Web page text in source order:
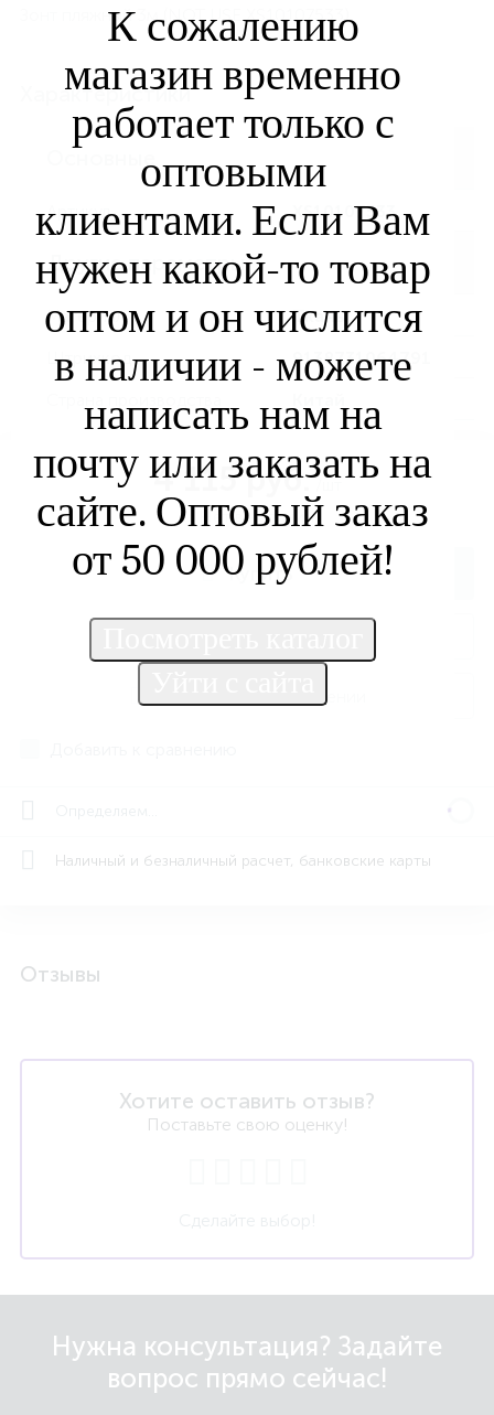
Зонт пляжный 3м (NOT USE XS10107533)
Характеристики
Артикул XS10107533
Другие параметры
Материал
Ткань
Штрихкод
9138731064791
4 115 руб. /шт
Нет в наличии
Купить
Наличный и безналичный расчет, банковские карты
Отзывы
Хотите оставить отзыв?
Поставьте свою оценку!
Нужна консультация? Задайте
вопрос прямо сейчас!
К сожалению
магазин временно
работает только с
оптовыми
клиентами. Если Вам
нужен какой-то товар
оптом и он числится
в наличии - можете
написать нам на
почту или заказать на
сайте. Оптовый заказ
от 50 000 рублей!